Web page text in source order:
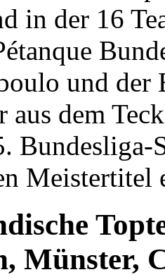
in der 16
und der
aus dem
Bundesliga-
Meistertitel
Münster,